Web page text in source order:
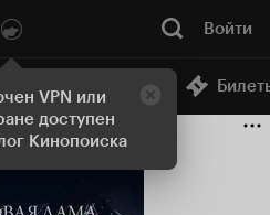
VPN или
доступен
Кинопоиска
Войти
Онлайн-кинотеатр